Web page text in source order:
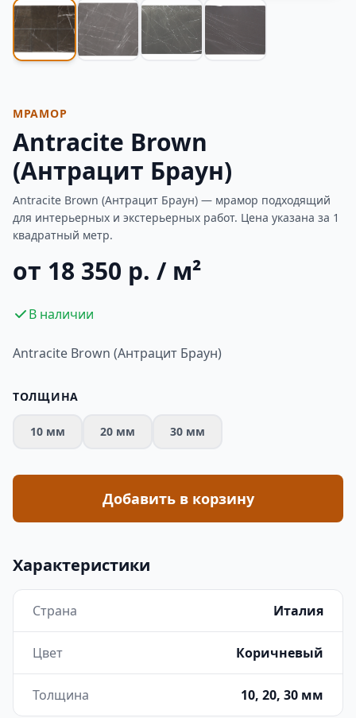
Фотогалерея
МРАМОР
Antracite Brown
(Антрацит Браун)
Antracite Brown (Антрацит Браун) — мрамор подходящий
для интерьерных и экстерьерных работ. Цена указана за 1
квадратный метр.
от 18 350 р. / м²
В наличии
Antracite Brown (Антрацит Браун)
ТОЛЩИНА
10 мм 20 мм 30 мм
Добавить в корзину
Характеристики
Страна Италия
Цвет Коричневый
Толщина 10, 20, 30 мм